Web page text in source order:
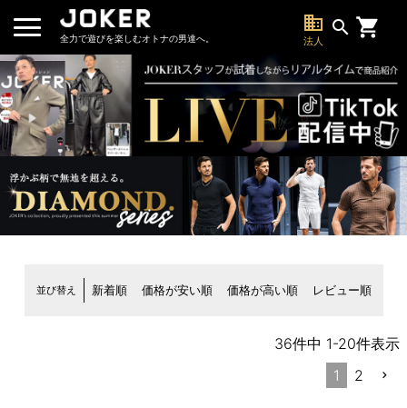
全力で遊びを楽しむオトナの男達へ。
business
法人
search
並び替え 新着順 価格が安い順 価格が高い順 レビュー順
36件中 1-20件表示
1
2